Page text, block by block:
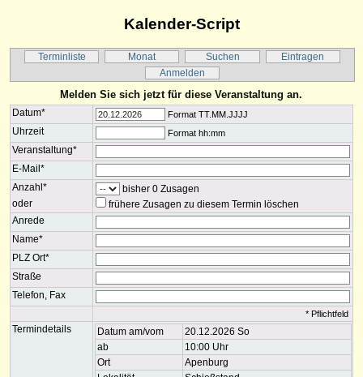
Kalender-Script
Terminliste Monat Suchen
Eintragen
Anmelden
Melden Sie sich jetzt für diese Veranstaltung an.
Datum* Format TT.MM.JJJJ
Uhrzeit Format hh:mm
Veranstaltung*
E-Mail*
Anzahl*
oder
bisher 0 Zusagen
frühere Zusagen zu diesem Termin löschen
Anrede
Name*
PLZ Ort*
Straße
Telefon, Fax
* Pflichtfeld
Termindetails Datum am/vom
20.12.2026 So
ab
10:00 Uhr
Ort
Apenburg